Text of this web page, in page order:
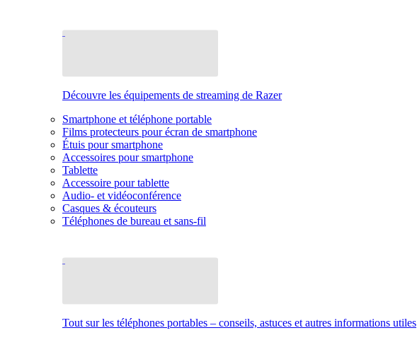
Découvre les équipements de streaming de Razer
Smartphone et téléphone portable
Films protecteurs pour écran de smartphone
Étuis pour smartphone
Accessoires pour smartphone
Tablette
Accessoire pour tablette
Audio- et vidéoconférence
Casques & écouteurs
Téléphones de bureau et sans-fil
Tout sur les téléphones portables – conseils, astuces et autres informations utiles